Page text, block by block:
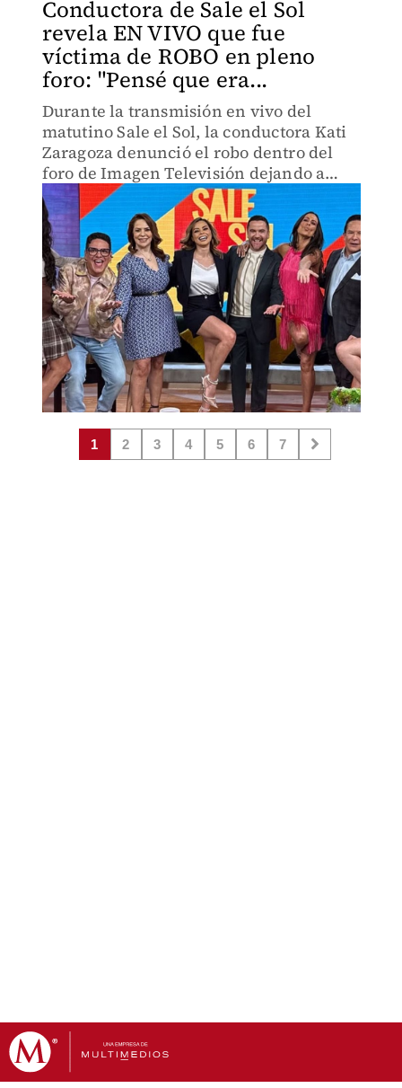
Conductora de Sale el Sol
revela EN VIVO que fue
víctima de ROBO en pleno
foro: "Pensé que era...
Durante la transmisión en vivo del
matutino Sale el Sol, la conductora Kati
Zaragoza denunció el robo dentro del
foro de Imagen Televisión dejando a
todos asombrados.
1 2 3 4 5 6 7